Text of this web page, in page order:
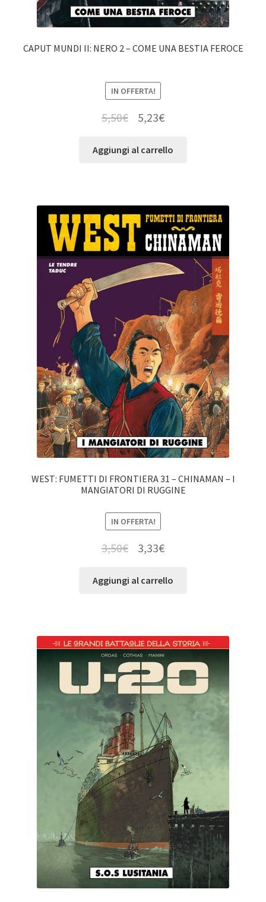
CAPUT MUNDI II: NERO 2 – COME UNA BESTIA FEROCE
IN OFFERTA!
5,50€ 5,23€
Aggiungi al carrello
WEST: FUMETTI DI FRONTIERA 31 – CHINAMAN – I
MANGIATORI DI RUGGINE
IN OFFERTA!
3,50€ 3,33€
Aggiungi al carrello